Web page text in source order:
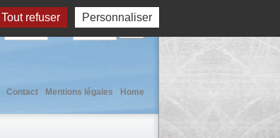
Tout refuser Personnaliser
Home
Mentions légales
Contact